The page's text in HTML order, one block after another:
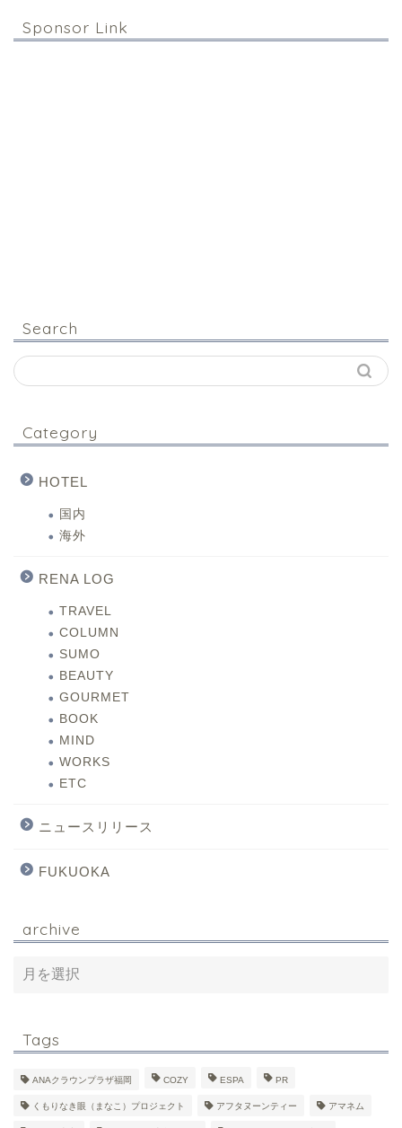
Sponsor Link
Search
Category
HOTEL
国内
海外
RENA LOG
TRAVEL
COLUMN
SUMO
BEAUTY
GOURMET
BOOK
MIND
WORKS
ETC
ニュースリリース
FUKUOKA
archive
Tags
ANAクラウンプラザ福岡 COZY ESPA PR
くもりなき眼（まなこ）プロジェクト アフタヌーンティー アマネム